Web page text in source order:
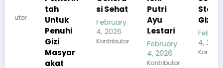
Untuk
Penuhi
Masyar
si Sehat
February
4, 2026
Kontributor
Putri
Ayu
Lestari
February
Kontributor
Standar
February
4, 2026
Kontributor